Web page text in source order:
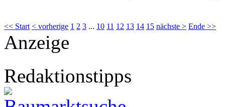
<< Start < vorherige 1 2 3 ... 10 11 12 13 14 15 nächste > Ende >>
Anzeige
Redaktionstipps